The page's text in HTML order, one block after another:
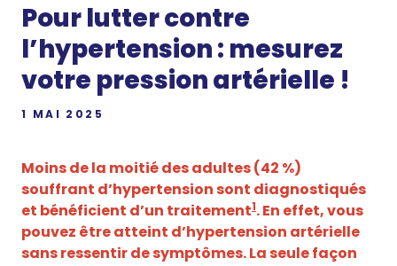
Pour lutter contre
l’hypertension : mesurez
votre pression artérielle !
1 MAI 2025
Moins de la moitié des adultes (42 %)
souffrant d’hypertension sont diagnostiqués
et bénéficient d’un traitement1. En effet, vous
pouvez être atteint d’hypertension artérielle
sans ressentir de symptômes. La seule façon